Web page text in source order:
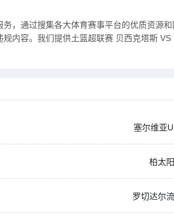
，通过搜集各大体育赛事平台的优质资源
内容。我们提供土篮超联赛 贝西克塔斯
塞尔维亚
柏太
罗切达尔